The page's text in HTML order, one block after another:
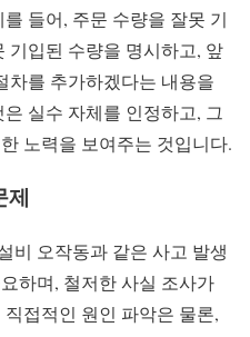
들어, 주문 수량을 잘못 기
기입된 수량을 명시하고, 앞
차를 추가하겠다는 내용을
실수 자체를 인정하고, 그
노력을 보여주는 것입니다.
제
비 오작동과 같은 사고 발생
하며, 철저한 사실 조사가
접적인 원인 파악은 물론,